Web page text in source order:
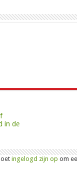
in de
ingelogd zijn op om